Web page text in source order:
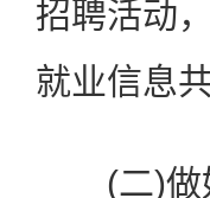
招聘活动
就业信息共
(二)做